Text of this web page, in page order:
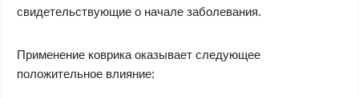
свидетельствующие о начале заболевания.
Применение коврика оказывает следующее
положительное влияние: